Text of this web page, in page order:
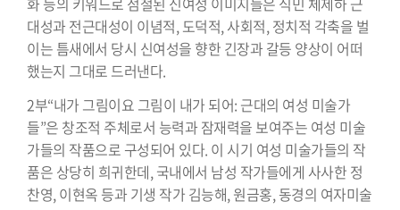
대성과 전근대성이 이념적, 도덕적, 사회적, 정치적 각축을 벌
이는 틈새에서 당시 신여성을 향한 긴장과 갈등 양상이 어떠
했는지 그대로 드러낸다.
2부“내가 그림이요 그림이 내가 되어: 근대의 여성 미술가
들”은 창조적 주체로서 능력과 잠재력을 보여주는 여성 미술
가들의 작품으로 구성되어 있다. 이 시기 여성 미술가들의 작
품은 상당히 희귀한데, 국내에서 남성 작가들에게 사사한 정
찬영, 이현옥 등과 기생 작가 김능해, 원금홍, 동경의 여자미술